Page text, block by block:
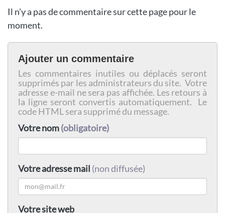
Il n'y a pas de commentaire sur cette page pour le
moment.
Ajouter un commentaire
Les commentaires inutiles ou déplacés seront
supprimés par les administrateurs du site. Votre
adresse e-mail ne sera pas affichée. Les retours à
la ligne seront convertis automatiquement. Le
code HTML sera supprimé du message.
Votre nom(obligatoire)
Votre adresse mail (non diffusée)
Votre site web